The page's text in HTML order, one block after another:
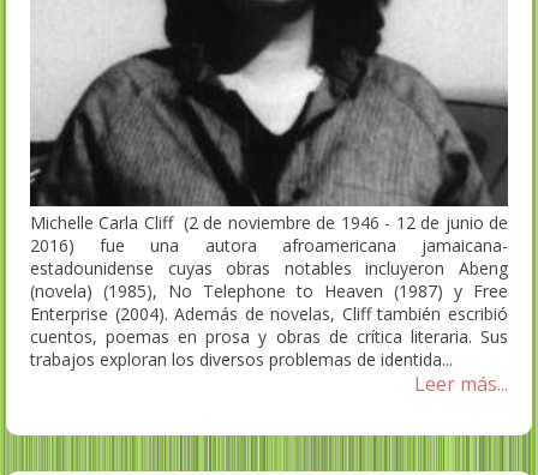
Michelle Carla Cliff (2 de noviembre de 1946 - 12 de junio de
2016) fue una autora afroamericana jamaicana-
estadounidense cuyas obras notables incluyeron Abeng
(novela) (1985), No Telephone to Heaven (1987) y Free
Enterprise (2004). Además de novelas, Cliff también escribió
cuentos, poemas en prosa y obras de crítica literaria. Sus
trabajos exploran los diversos problemas de identida...
Leer más...